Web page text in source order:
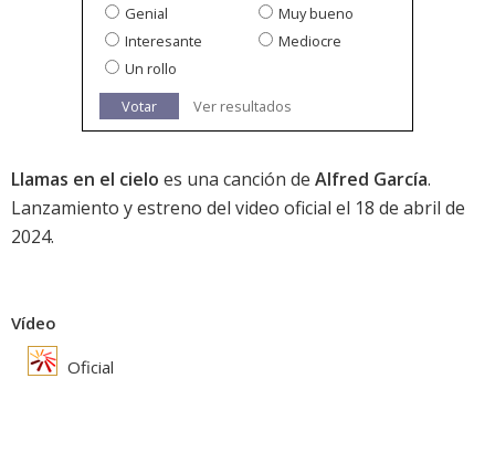
Genial
Muy bueno
Interesante
Mediocre
Un rollo
Votar
Ver resultados
Llamas en el cielo es una canción de Alfred García.
Lanzamiento y estreno del video oficial el 18 de abril de
2024.
Vídeo
Oficial